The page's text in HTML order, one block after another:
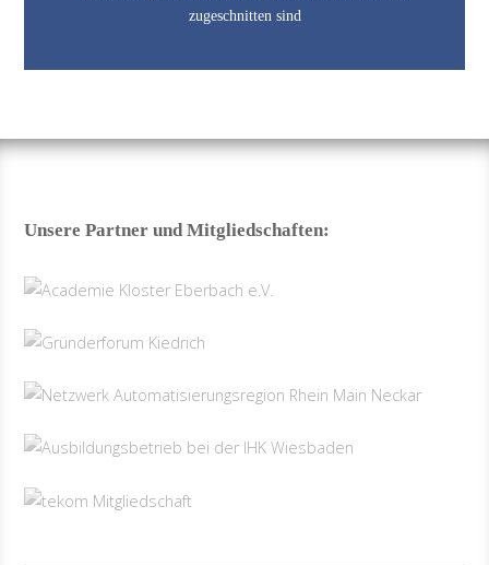
zugeschnitten sind
Unsere Partner und Mitgliedschaften: